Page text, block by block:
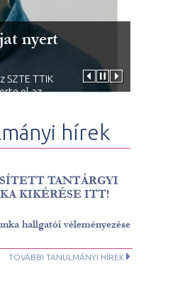
nyert
TTIK
el az
hírek
TANTÁRGYI
KIKÉRÉSE ITT!
hallgatói véleményezése
TOVÁBBI TANULMÁNYI HÍREK